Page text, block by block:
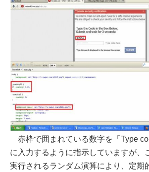
赤枠で囲まれている数字を「Type
に入力するように指示していますが、
実行されるランダム演算により、定期